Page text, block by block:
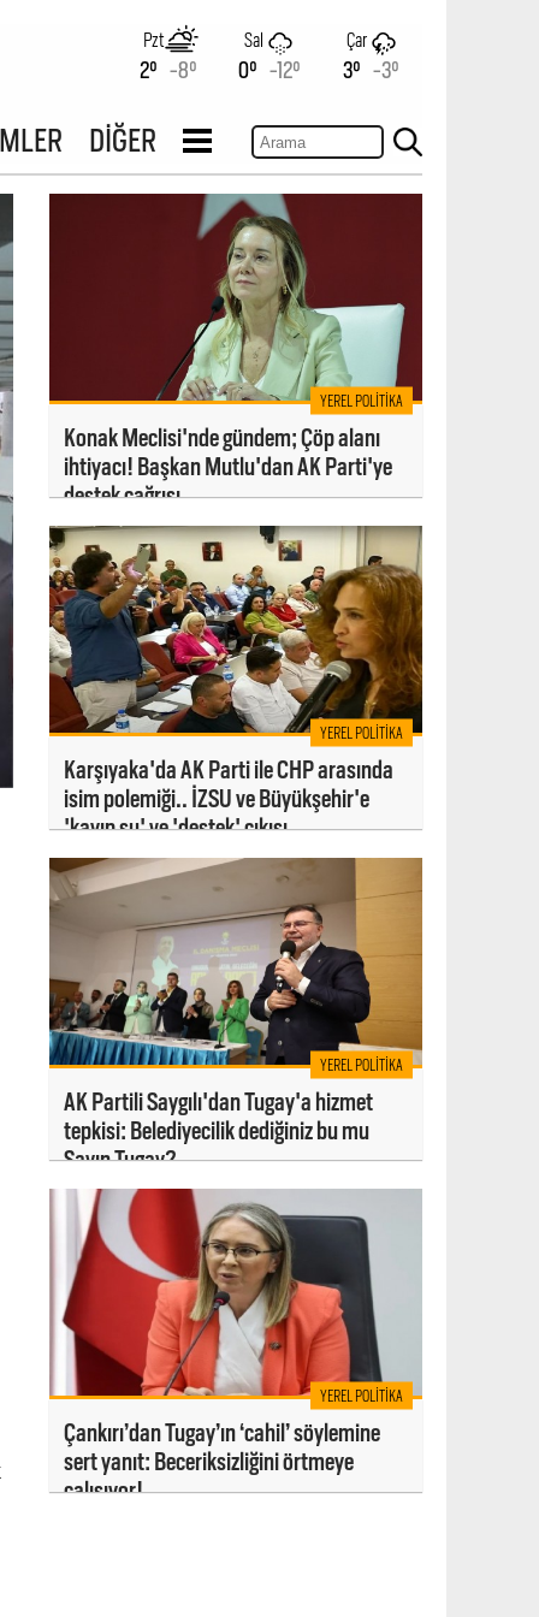
Pzt
2° -8°
Sal
0° -12°
Çar
3° -3°
DİĞER
YEREL POLITIKA
Konak Meclisi'nde gündem; Çöp alanı
ihtiyacı! Başkan Mutlu'dan AK Parti'ye
destek çağrısı
YEREL POLITIKA
Karşıyaka'da AK Parti ile CHP arasında
isim polemiği.. İZSU ve Büyükşehir'e
'kayıp su' ve 'destek' çıkışı
YEREL POLITIKA
AK Partili Saygılı'dan Tugay'a hizmet
tepkisi: Belediyecilik dediğiniz bu mu
Sayın Tugay?
YEREL POLITIKA
Çankırı’dan Tugay’ın ‘cahil’ söylemine
sert yanıt: Beceriksizliğini örtmeye
çalışıyor!